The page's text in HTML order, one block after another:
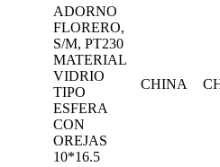
ADORNO
FLORERO,
S/M, PT230
MATERIAL
VIDRIO
TIPO
ESFERA
CON
OREJAS
10*16.5
CHINA